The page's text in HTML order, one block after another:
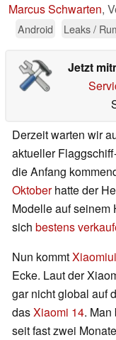
Marcus Schwarten,
Android
Leaks /
Jetzt
Derzeit warten wir
aktueller
die Anfang
Oktoberhatte der
Modelle auf seinem
sich bestens
Nun kommtXiaomiui
Ecke. Laut der
gar nicht global auf
dasXiaomi 14. Man
seit fast zwei